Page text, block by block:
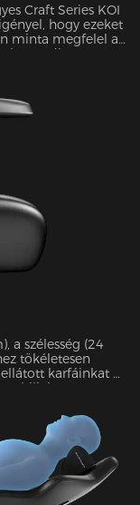
Craft Series KOI
hogy ezeket
minta megfelel az
pedig
a szélesség (24
tökéletesen
karfáinkat az